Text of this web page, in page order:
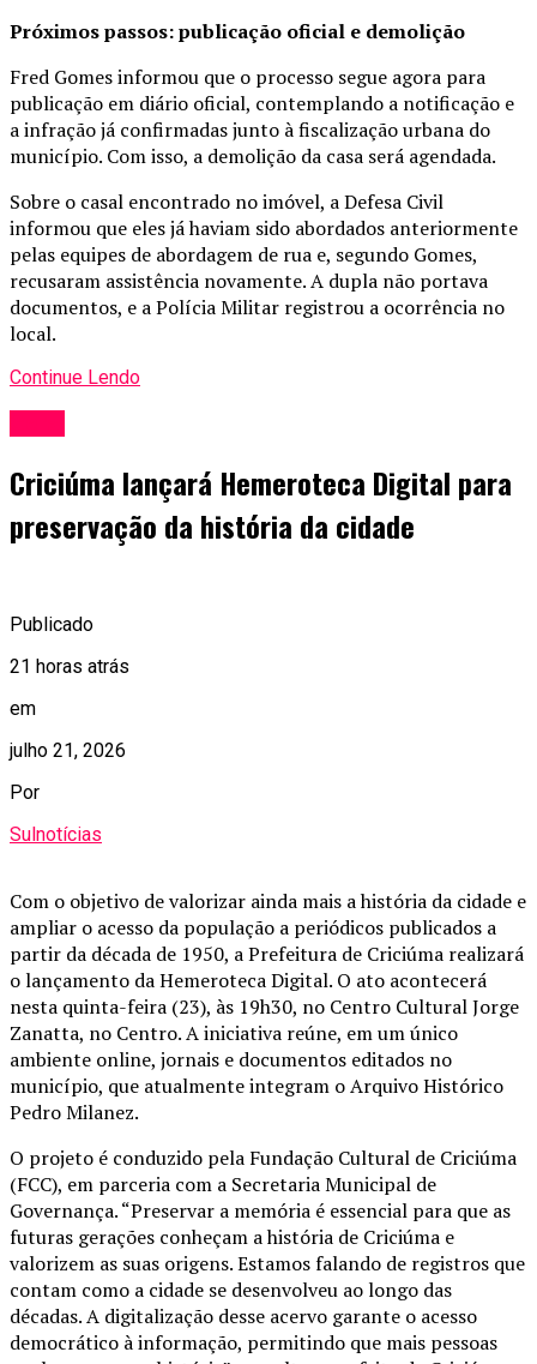
Próximos passos: publicação oficial e demolição
Fred Gomes informou que o processo segue agora para
publicação em diário oficial, contemplando a notificação e
a infração já confirmadas junto à fiscalização urbana do
município. Com isso, a demolição da casa será agendada.
Sobre o casal encontrado no imóvel, a Defesa Civil
informou que eles já haviam sido abordados anteriormente
pelas equipes de abordagem de rua e, segundo Gomes,
recusaram assistência novamente. A dupla não portava
documentos, e a Polícia Militar registrou a ocorrência no
local.
Continue Lendo
Criciúma lançará Hemeroteca Digital para
preservação da história da cidade
Publicado
21 horas atrás
em
julho 21, 2026
Por
Sulnotícias
Com o objetivo de valorizar ainda mais a história da cidade e
ampliar o acesso da população a periódicos publicados a
partir da década de 1950, a Prefeitura de Criciúma realizará
o lançamento da Hemeroteca Digital. O ato acontecerá
nesta quinta-feira (23), às 19h30, no Centro Cultural Jorge
Zanatta, no Centro. A iniciativa reúne, em um único
ambiente online, jornais e documentos editados no
município, que atualmente integram o Arquivo Histórico
Pedro Milanez.
O projeto é conduzido pela Fundação Cultural de Criciúma
(FCC), em parceria com a Secretaria Municipal de
Governança. “Preservar a memória é essencial para que as
futuras gerações conheçam a história de Criciúma e
valorizem as suas origens. Estamos falando de registros que
contam como a cidade se desenvolveu ao longo das
décadas. A digitalização desse acervo garante o acesso
democrático à informação, permitindo que mais pessoas